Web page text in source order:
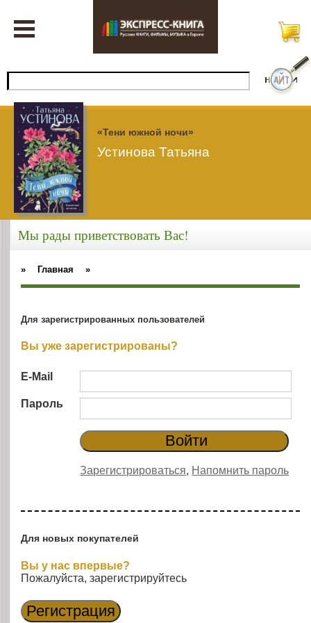
«Тени южной ночи»
Устинова Татьяна
Мы рады приветствовать Вас!
» Главная »
Для зарегистрированных пользователей
Вы уже зарегистрированы?
E-Mail
Пароль
Зарегистрироваться, Напомнить пароль
Для новых покупателей
Вы у нас впервые?
Пожалуйста, зарегистрируйтесь